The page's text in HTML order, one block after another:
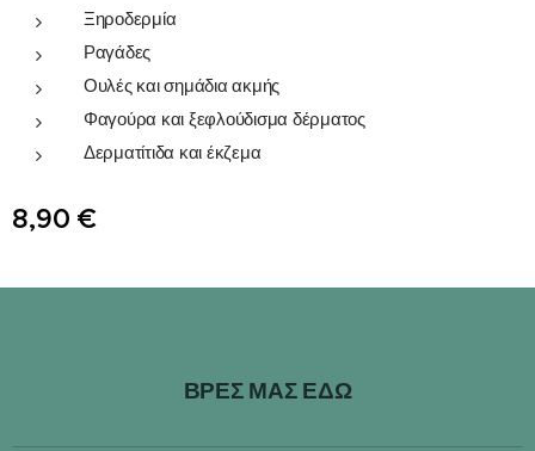
Ξηροδερμία
Ραγάδες
Ουλές και σημάδια ακμής
Φαγούρα και ξεφλούδισμα δέρματος
Δερματίτιδα και έκζεμα
8,90 €
ΒΡΕΣ ΜΑΣ ΕΔΩ